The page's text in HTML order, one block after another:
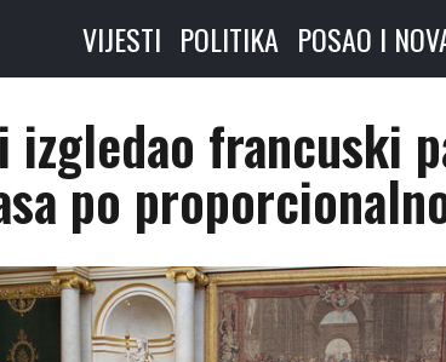
VIJESTI POLITIKA POSAO I
izgledao francuski
po